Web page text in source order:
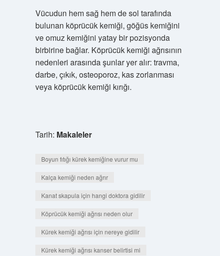
Vücudun hem sağ hem de sol tarafında
bulunan köprücük kemiği, göğüs kemiğini
ve omuz kemiğini yatay bir pozisyonda
birbirine bağlar. Köprücük kemiği ağrısının
nedenleri arasında şunlar yer alır: travma,
darbe, çıkık, osteoporoz, kas zorlanması
veya köprücük kemiği kırığı.
Tarih: Makaleler
Boyun fıtığı kürek kemiğine vurur mu
Kalça kemiği neden ağrır
Kanat skapula için hangi doktora gidilir
Köprücük kemiği ağrısı neden olur
Kürek kemiği ağrısı için nereye gidilir
Kürek kemiği ağrısı kanser belirtisi mi